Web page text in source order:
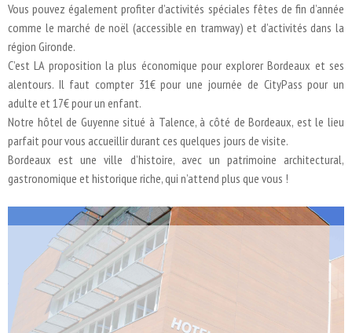
Vous pouvez également profiter d’activités spéciales fêtes de fin d’année
comme le marché de noël (accessible en tramway) et d’activités dans la
région Gironde.
C’est LA proposition la plus économique pour explorer Bordeaux et ses
alentours. Il faut compter 31€ pour une journée de CityPass pour un
adulte et 17€ pour un enfant.
Notre hôtel de Guyenne situé à Talence, à côté de Bordeaux, est le lieu
parfait pour vous accueillir durant ces quelques jours de visite.
Bordeaux est une ville d’histoire, avec un patrimoine architectural,
gastronomique et historique riche, qui n’attend plus que vous !